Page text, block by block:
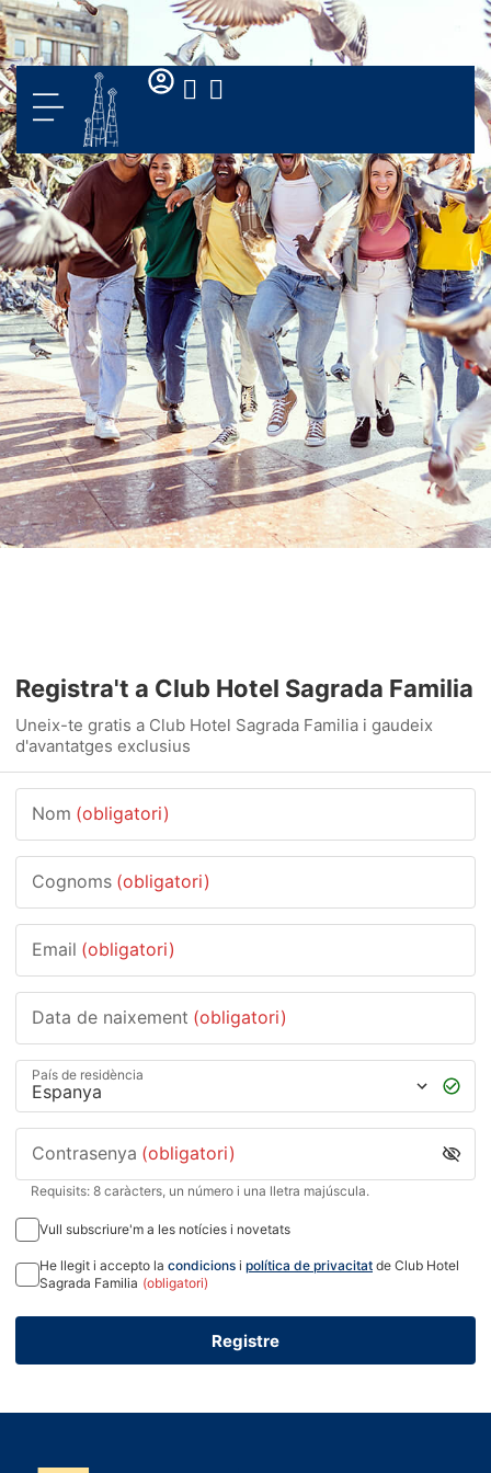
Registra't a Club Hotel Sagrada Familia
Uneix-te gratis a Club Hotel Sagrada Familia i gaudeix
d'avantatges exclusius
Nom (obligatori)
Cognoms (obligatori)
Email (obligatori)
Data de naixement (obligatori)
País de residència
Contrasenya (obligatori)
Requisits: 8 caràcters, un número i una lletra majúscula.
Vull subscriure'm a les notícies i novetats
He llegit i accepto la condicions i política de privacitat de Club Hotel
Sagrada Familia (obligatori)
Registre